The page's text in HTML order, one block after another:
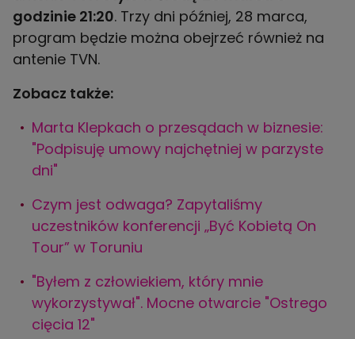
godzinie 21:20. Trzy dni później, 28 marca,
program będzie można obejrzeć również na
antenie TVN.
Zobacz także:
Marta Klepkach o przesądach w biznesie:
"Podpisuję umowy najchętniej w parzyste
dni"
Czym jest odwaga? Zapytaliśmy
uczestników konferencji „Być Kobietą On
Tour” w Toruniu
"Byłem z człowiekiem, który mnie
wykorzystywał". Mocne otwarcie "Ostrego
cięcia 12"